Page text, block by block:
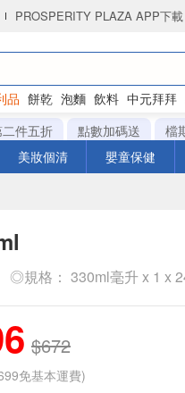
PROSPERITY PLAZA APP下載
品 餅乾 泡麵 飲料 中元拜拜
件五折 點數加碼送 檔
美妝個清 嬰童保健
◎規格： 330ml毫升 x 1 x
$672
免基本運費)